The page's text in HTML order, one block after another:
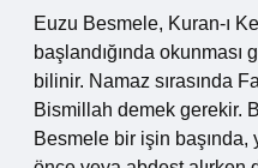
Euzu Besmele, Kuran-ı
başlandığında
bilinir. Namaz sırasında
Bismillah demek gerekir.
Besmele bir işin